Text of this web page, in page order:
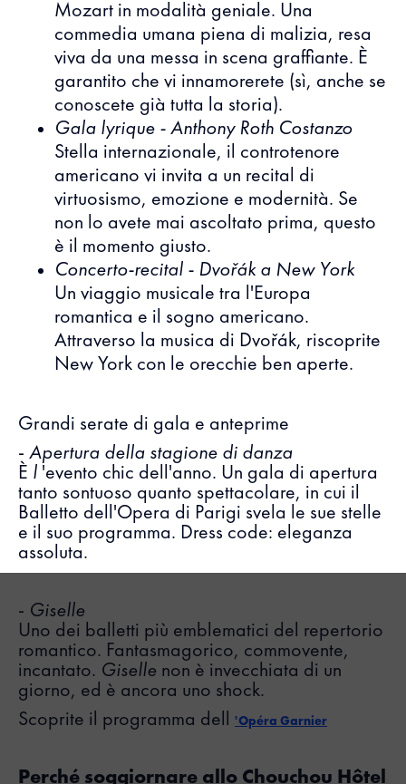
Mozart in modalità geniale. Una
commedia umana piena di malizia, resa
viva da una messa in scena graffiante. È
garantito che vi innamorerete (sì, anche se
conoscete già tutta la storia).
Gala lyrique - Anthony Roth Costanzo
Stella internazionale, il controtenore
americano vi invita a un recital di
virtuosismo, emozione e modernità. Se
non lo avete mai ascoltato prima, questo
è il momento giusto.
Concerto-recital - Dvořák a New York
Un viaggio musicale tra l'Europa
romantica e il sogno americano.
Attraverso la musica di Dvořák, riscoprite
New York con le orecchie ben aperte.
Grandi serate di gala e anteprime
- Apertura della stagione di danza
È l 'evento chic dell'anno. Un gala di apertura
tanto sontuoso quanto spettacolare, in cui il
Balletto dell'Opera di Parigi svela le sue stelle
e il suo programma. Dress code: eleganza
assoluta.
- Giselle
Uno dei balletti più emblematici del repertorio
romantico. Fantasmagorico, commovente,
incantato. Giselle non è invecchiata di un
giorno, ed è ancora uno shock.
Scoprite il programma dell
'Opéra Garnier
Perché soggiornare allo Chouchou Hôtel